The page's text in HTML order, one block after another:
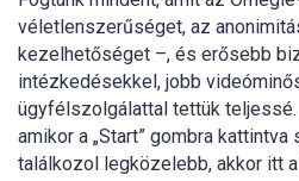
véletlenszerűséget, az
kezelhetőséget –, és erősebb
intézkedésekkel, jobb
ügyfélszolgálattal tettük
amikor a „Start” gombra
találkozol legközelebb, akkor itt